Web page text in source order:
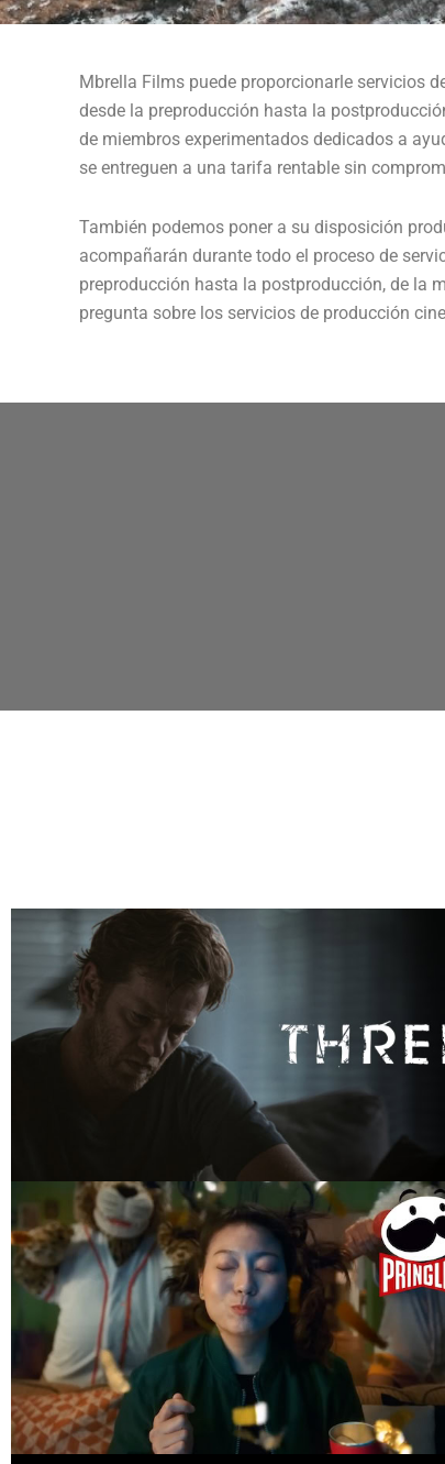
Mbrella Films puede proporcionarle servicios
desde la preproducción hasta la
de miembros experimentados dedicados a
se entreguen a una tarifa rentable sin
También podemos poner a su disposición
acompañarán durante todo el proceso de
preproducción hasta la postproducción, de la
pregunta sobre los servicios de producción